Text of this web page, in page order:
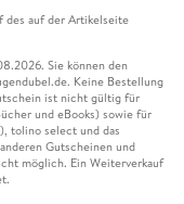
des auf der Artikelseite
Sie können den
Keine Bestellung
ist nicht gültig für
und eBooks) sowie für
tolino select und das
Gutscheinen und
möglich. Ein Weiterverkauf